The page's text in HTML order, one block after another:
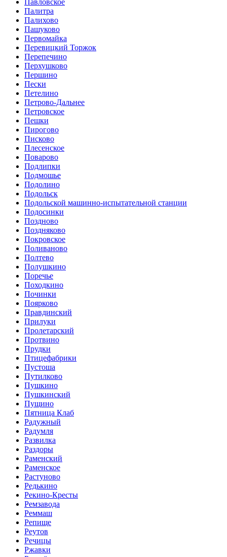
Павловское
Палитра
Палихово
Пашуково
Первомайка
Перевицкий Торжок
Перепечино
Перхушково
Першино
Пески
Петелино
Петрово-Дальнее
Петровское
Пешки
Пирогово
Писково
Плесенское
Поварово
Подлипки
Подмошье
Подолино
Подольск
Подольской машинно-испытательной станции
Подосинки
Поздново
Поздняково
Покровское
Поливаново
Полтево
Полушкино
Поречье
Походкино
Починки
Поярково
Правдинский
Прилуки
Пролетарский
Протвино
Прудки
Птицефабрики
Пустоша
Путилково
Пушкино
Пушкинский
Пущино
Пятница Клаб
Радужный
Радумля
Развилка
Раздоры
Раменский
Раменское
Растуново
Редькино
Рекино-Кресты
Ремзавода
Реммаш
Репище
Реутов
Речицы
Ржавки